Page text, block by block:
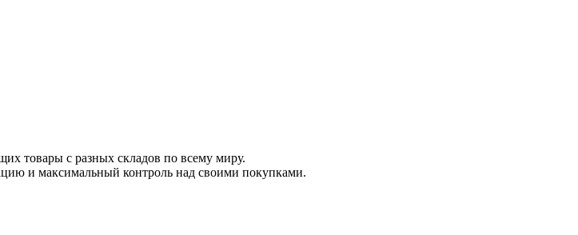
товары с разных складов по всему миру.
и максимальный контроль над своими покупками.